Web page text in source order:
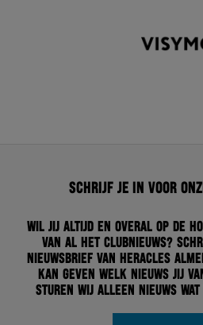
Schrijf je in voor
Wil jij altijd en overal op de
van al het clubnieuws?
nieuwsbrief van Heracles
kan geven welk nieuws jij
sturen wij alleen nieuws